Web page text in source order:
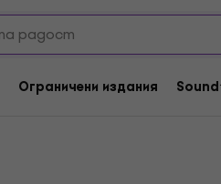
Ограничени издания